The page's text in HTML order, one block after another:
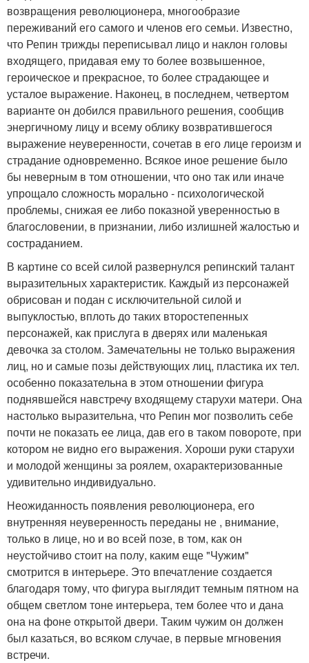
возвращения революционера, многообразие
переживаний его самого и членов его семьи. Известно,
что Репин трижды переписывал лицо и наклон головы
входящего, придавая ему то более возвышенное,
героическое и прекрасное, то более страдающее и
усталое выражение. Наконец, в последнем, четвертом
варианте он добился правильного решения, сообщив
энергичному лицу и всему облику возвратившегося
выражение неуверенности, сочетав в его лице героизм и
страдание одновременно. Всякое иное решение было
бы неверным в том отношении, что оно так или иначе
упрощало сложность морально - психологической
проблемы, снижая ее либо показной уверенностью в
благословении, в признании, либо излишней жалостью и
состраданием.
В картине со всей силой развернулся репинский талант
выразительных характеристик. Каждый из персонажей
обрисован и подан с исключительной силой и
выпуклостью, вплоть до таких второстепенных
персонажей, как прислуга в дверях или маленькая
девочка за столом. Замечательны не только выражения
лиц, но и самые позы действующих лиц, пластика их тел.
особенно показательна в этом отношении фигура
поднявшейся навстречу входящему старухи матери. Она
настолько выразительна, что Репин мог позволить себе
почти не показать ее лица, дав его в таком повороте, при
котором не видно его выражения. Хороши руки старухи
и молодой женщины за роялем, охарактеризованные
удивительно индивидуально.
Неожиданность появления революционера, его
внутренняя неуверенность переданы не , внимание,
только в лице, но и во всей позе, в том, как он
неустойчиво стоит на полу, каким еще "Чужим"
смотрится в интерьере. Это впечатление создается
благодаря тому, что фигура выглядит темным пятном на
общем светлом тоне интерьера, тем более что и дана
она на фоне открытой двери. Таким чужим он должен
был казаться, во всяком случае, в первые мгновения
встречи.